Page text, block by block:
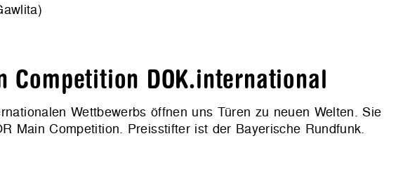
Competition DOK.international
Wettbewerbs öffnen uns Türen zu neuen Welten. Sie
Main Competition. Preisstifter ist der Bayerische Rundfunk.